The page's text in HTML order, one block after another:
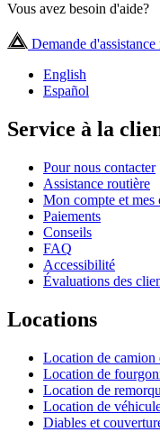
Vous avez besoin d'aide?
Demande d'assistance
English
Español
Service à la
Pour nous contacter
Assistance routière
Mon compte et mes
Paiements
Conseils
FAQ
Accessibilité
Évaluations des
Locations
Location de camion
Location de
Location de
Location de
Diables et